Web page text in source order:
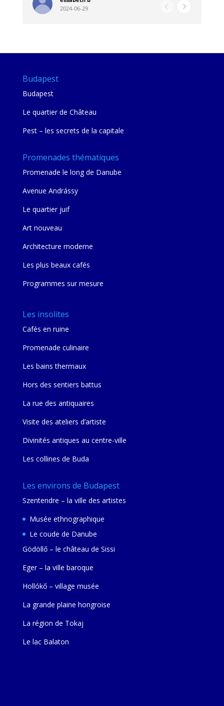
nous étions plus avec une amie qu' une guide
2024-06-29
Budapest
Budapest
Le quartier de Château
Pest – les secrets de la capitale
Promenades thématiques
Promenade le long de Danube
Avenue Andrássy
Le quartier juif
Art nouveau
Architecture moderne
Les plus beaux cafés
Programmes sur mesure
Les insolites
Cafés en ruine
Promenade culinaire
Les bains thermaux
Hors des sentiers battus
La rue des antiquaires
Visite des ateliers d’artiste
Divinités antiques au centre-ville
Les collines de Buda
Les environs de Budapest
Szentendre – la ville des artistes
Musée ethnographique
Le coude de Danube
Gödöllő – le château de Sissi
Eger – la ville baroque
Hollókő – village musée
La grande plaine hongroise
La région de Tokaj
Le lac Balaton